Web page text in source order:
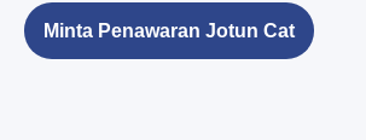
Minta Penawaran Jotun Cat